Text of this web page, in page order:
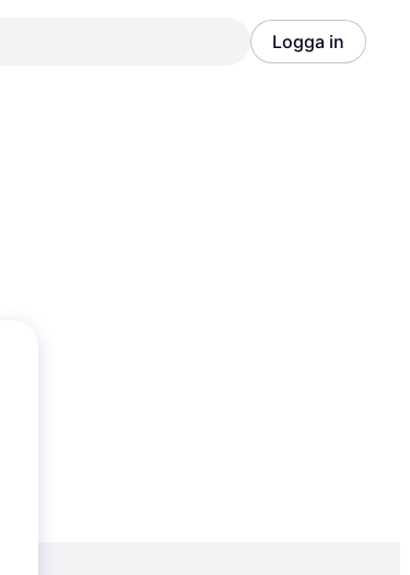
Logga in